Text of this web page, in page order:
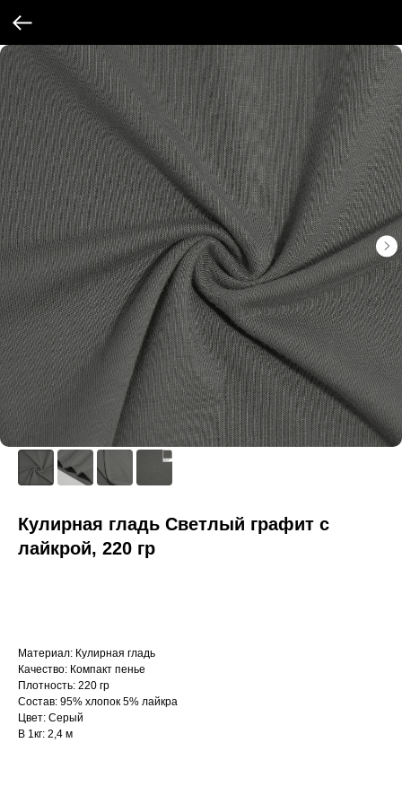
Кулирная гладь Светлый графит с
лайкрой, 220 гр
Материал: Кулирная гладь
Качество: Компакт пенье
Плотность: 220 гр
Состав: 95% хлопок 5% лайкра
Цвет: Серый
В 1кг: 2,4 м